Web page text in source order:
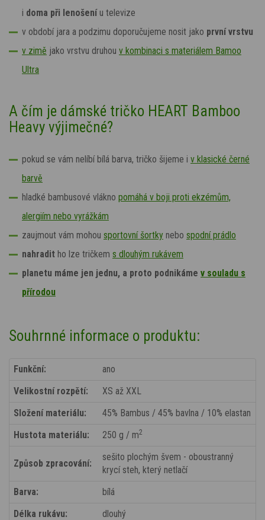
i doma při lenošení u televize
v období jara a podzimu doporučujeme nosit jako první vrstvu
v zimě jako vrstvu druhou v kombinaci s materiálem Bamoo
Ultra
A čím je dámské tričko HEART Bamboo
Heavy výjimečné?
pokud se vám nelíbí bílá barva, tričko šijeme i v klasické černé
barvě
hladké bambusové vlákno pomáhá v boji proti ekzémům,
alergiím nebo vyrážkám
zaujmout vám mohou sportovní šortky nebo spodní prádlo
nahradit ho lze tričkem s dlouhým rukávem
planetu máme jen jednu, a proto podnikáme v souladu s
přírodou
Souhrnné informace o produktu:
Funkční:
ano
Velikostní rozpětí:
XS až XXL
Složení materiálu:
45% Bambus / 45% bavlna / 10% elastan
Hustota materiálu:
250 g / m2
Způsob zpracování:
sešito plochým švem - oboustranný
krycí steh, který netlačí
Barva:
bílá
Délka rukávu:
dlouhý